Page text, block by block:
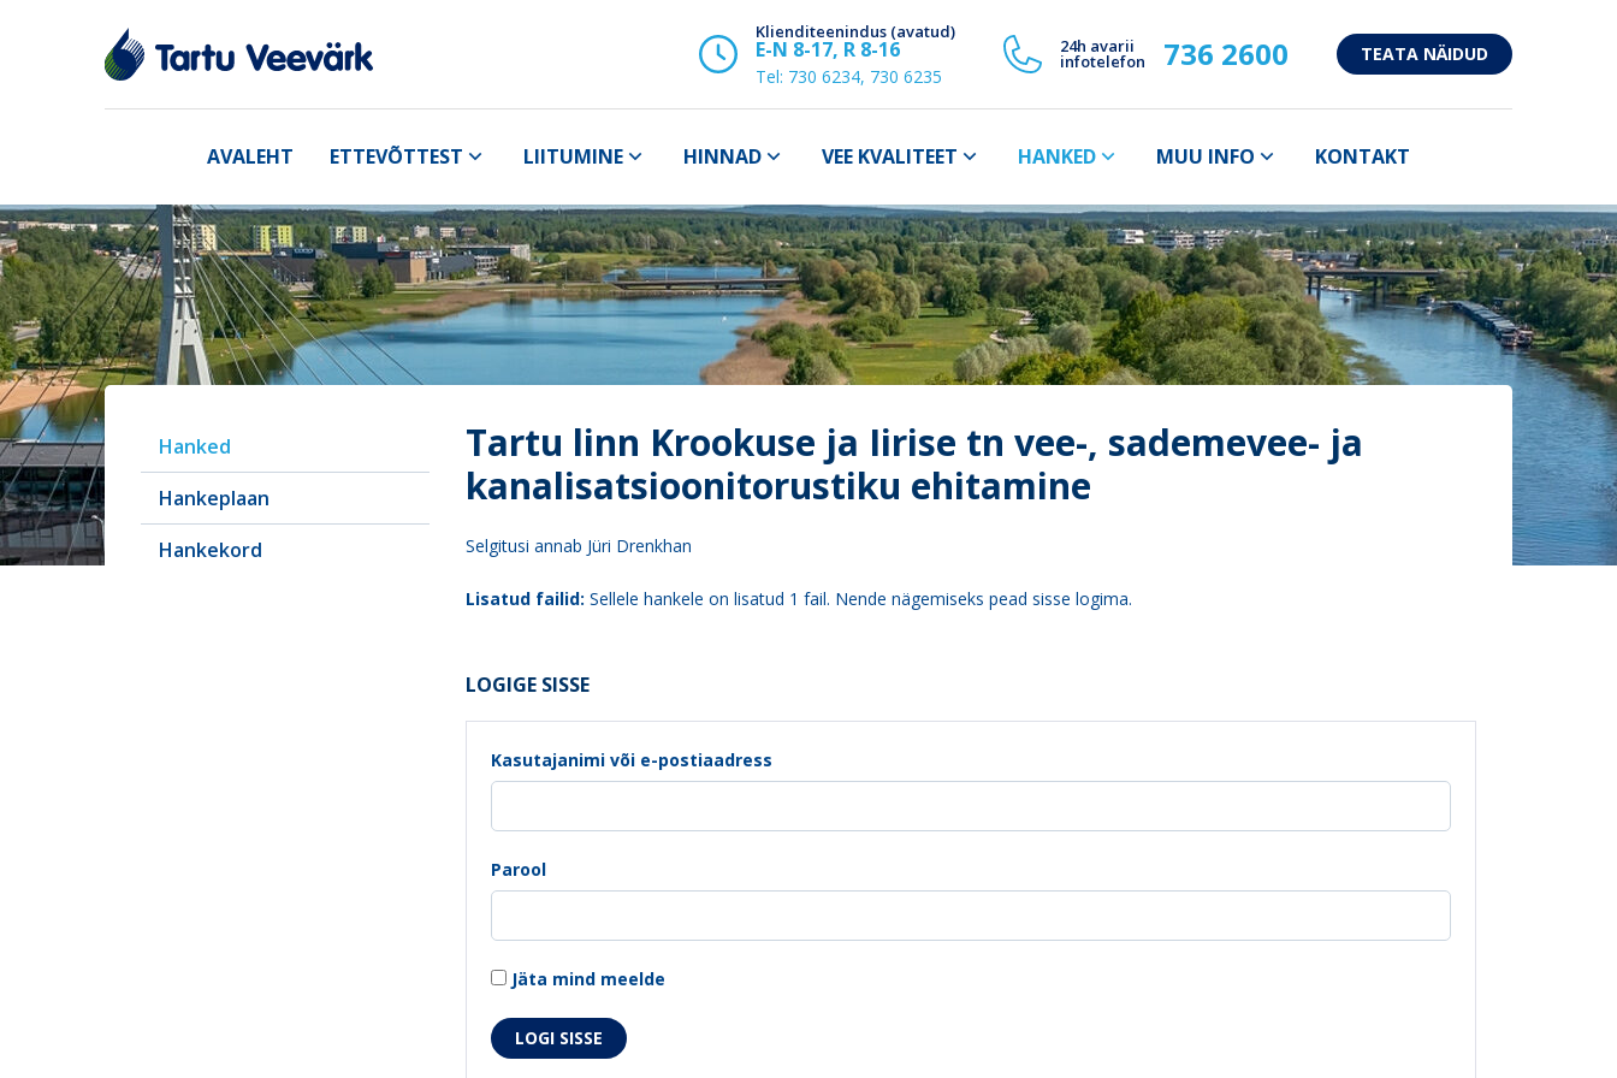
Klienditeenindus (avatud)
E-N 8-17, R 8-16
Tel: 730 6234, 730 6235
24h avarii
infotelefon 736 2600 TEATA NÄIDUD
AVALEHT ETTEVÕTTEST LIITUMINE HINNAD VEE KVALITEET HANKED MUU INFO KONTAKT
Hanked
Hankeplaan
Hankekord
Tartu linn Krookuse ja Iirise tn vee-, sademevee- ja
kanalisatsioonitorustiku ehitamine
Selgitusi annab Jüri Drenkhan
Lisatud failid: Sellele hankele on lisatud 1 fail. Nende nägemiseks pead sisse logima.
LOGIGE SISSE
Kasutajanimi või e-postiaadress
Parool
Jäta mind meelde